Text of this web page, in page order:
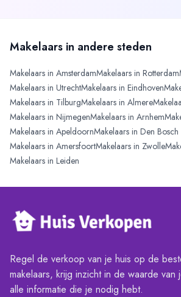
Makelaars in andere steden
Makelaars in AmsterdamMakelaars in Rotterdam
Makelaars in UtrechtMakelaars in Eindhoven
Makelaars in TilburgMakelaars in Almere
Makelaars in NijmegenMakelaars in Arnhem
Makelaars in ApeldoornMakelaars in Den Bosch
Makelaars in AmersfoortMakelaars in Zwolle
Makelaars in Leiden
Regel de verkoop van je huis op de
makelaars, krijg inzicht in de waarde van
alle informatie die je nodig hebt.